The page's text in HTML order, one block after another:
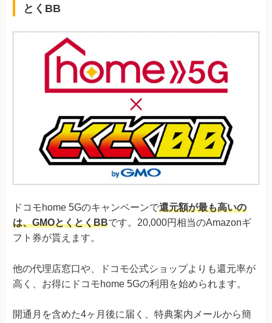
とくBB
ドコモhome 5Gのキャンペーンで還元額が最も高いの
は、GMOとくとくBBです。20,000円相当のAmazonギ
フト券が貰えます。
他の代理店窓口や、ドコモ公式ショップよりも還元率が
高く、お得にドコモhome 5Gの利用を始められます。
開通月を含めた4ヶ月後に届く、特典案内メールから簡